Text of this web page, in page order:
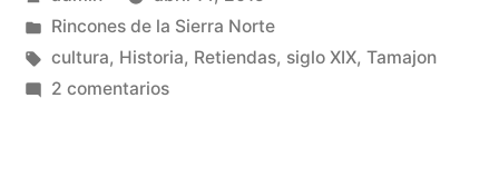
Tamajón»
por
Publicado
en
Rincones de la Sierra Norte
Etiquetas:
cultura, Historia, Retiendas, siglo XIX, Tamajon
2 comentariosen